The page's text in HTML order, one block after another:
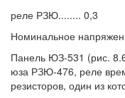
реле РЗЮ........ 0,3
Номинальное
Панель ЮЗ-531 (рис.
юза РЗЮ-476, реле
резисторов, один из